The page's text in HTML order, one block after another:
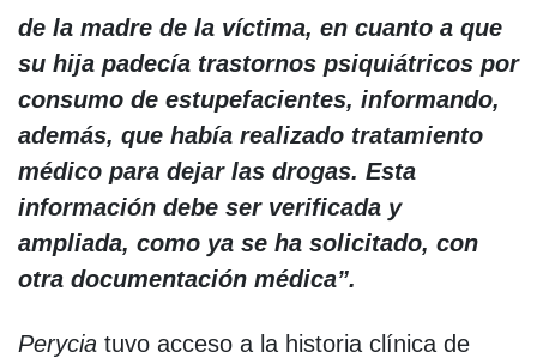
de la madre de la víctima, en cuanto a que
su hija padecía trastornos psiquiátricos por
consumo de estupefacientes, informando,
además, que había realizado tratamiento
médico para dejar las drogas. Esta
información debe ser verificada y
ampliada, como ya se ha solicitado, con
otra documentación médica”.
Perycia tuvo acceso a la historia clínica de